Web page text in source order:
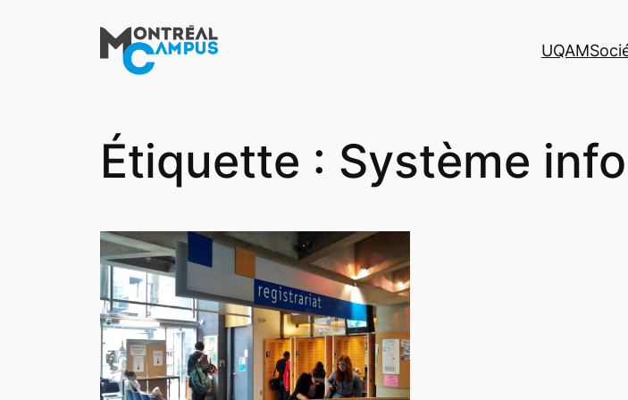
UQAM
Étiquette : Système